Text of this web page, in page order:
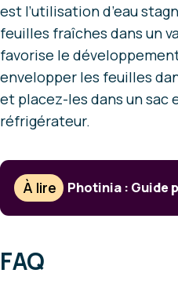
est l’utilisation d’eau
feuilles fraîches dans un
favorise le
envelopper les feuilles
et placez-les dans un sac
réfrigérateur.
À lire Photinia : Guide
FAQ